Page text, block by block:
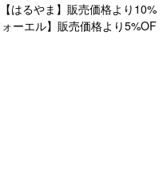
【はるやま】販売価格より10%
ーエル】販売価格より5%OF